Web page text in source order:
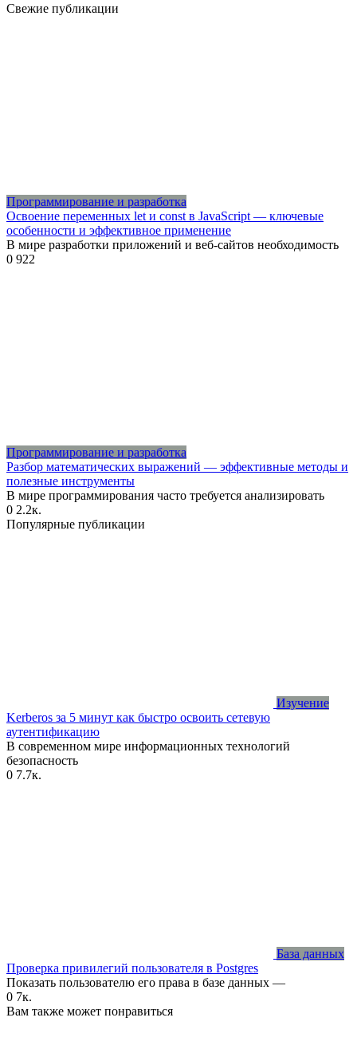
Свежие публикации
Программирование и разработка
Освоение переменных let и const в JavaScript — ключевые
особенности и эффективное применение
В мире разработки приложений и веб-сайтов необходимость
0 922
Программирование и разработка
Разбор математических выражений — эффективные методы и
полезные инструменты
В мире программирования часто требуется анализировать
0 2.2к.
Популярные публикации
Изучение
Kerberos за 5 минут как быстро освоить сетевую
аутентификацию
В современном мире информационных технологий
безопасность
0 7.7к.
База данных
Проверка привилегий пользователя в Postgres
Показать пользователю его права в базе данных —
0 7к.
Вам также может понравиться